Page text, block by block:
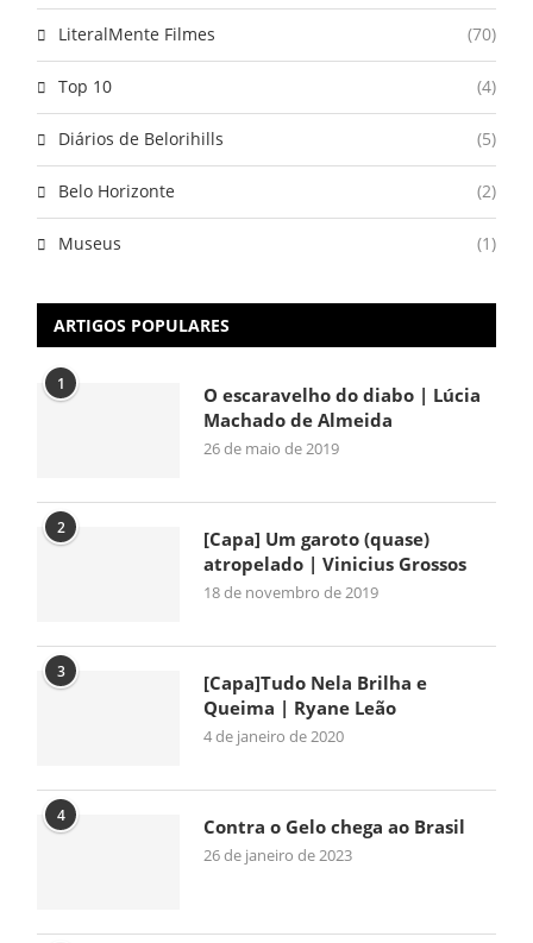
LiteralMente Filmes (70)
Top 10 (4)
Diários de Belorihills (5)
Belo Horizonte (2)
Museus (1)
ARTIGOS POPULARES
1
O escaravelho do diabo | Lúcia
Machado de Almeida
26 de maio de 2019
2
[Capa] Um garoto (quase)
atropelado | Vinicius Grossos
18 de novembro de 2019
3
[Capa]Tudo Nela Brilha e
Queima | Ryane Leão
4 de janeiro de 2020
4 Contra o Gelo chega ao Brasil
26 de janeiro de 2023